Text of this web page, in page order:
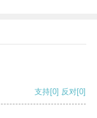
支持[0] 反对[0]